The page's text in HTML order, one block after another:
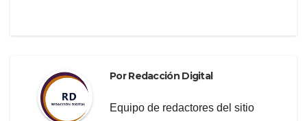
PorRedacción Digital
Equipo de redactores del sitio